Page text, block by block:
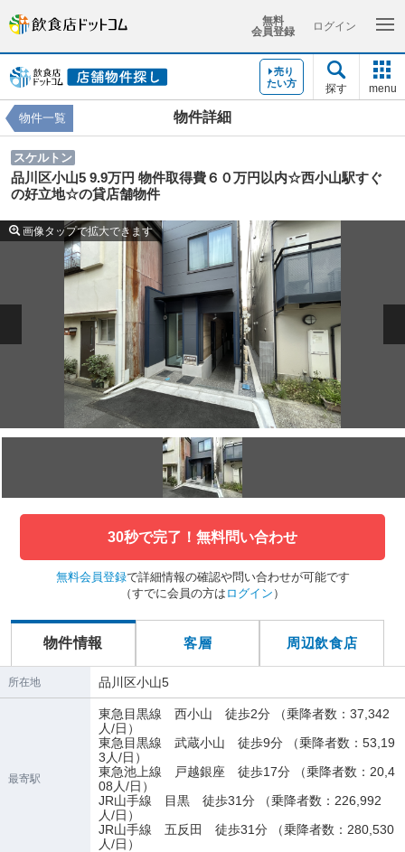
無料
会員登録
ログイン
売り
たい方
探す menu
物件詳細
物件一覧
スケルトン
品川区小山5 9.9万円 物件取得費６０万円以内☆西小山駅すぐ
の好立地☆の貸店舗物件
画像タップで拡大できます
30秒で完了！無料問い合わせ
無料会員登録で詳細情報の確認や問い合わせが可能です
（すでに会員の方は ログイン ）
物件情報 客層 周辺飲食店
所在地 品川区小山5
最寄駅
東急目黒線 西小山 徒歩2分 （乗降者数：37,342
人/日）
東急目黒線 武蔵小山 徒歩9分 （乗降者数：53,19
3人/日）
東急池上線 戸越銀座 徒歩17分 （乗降者数：20,4
08人/日）
JR山手線 目黒 徒歩31分 （乗降者数：226,992
人/日）
JR山手線 五反田 徒歩31分 （乗降者数：280,530
人/日）